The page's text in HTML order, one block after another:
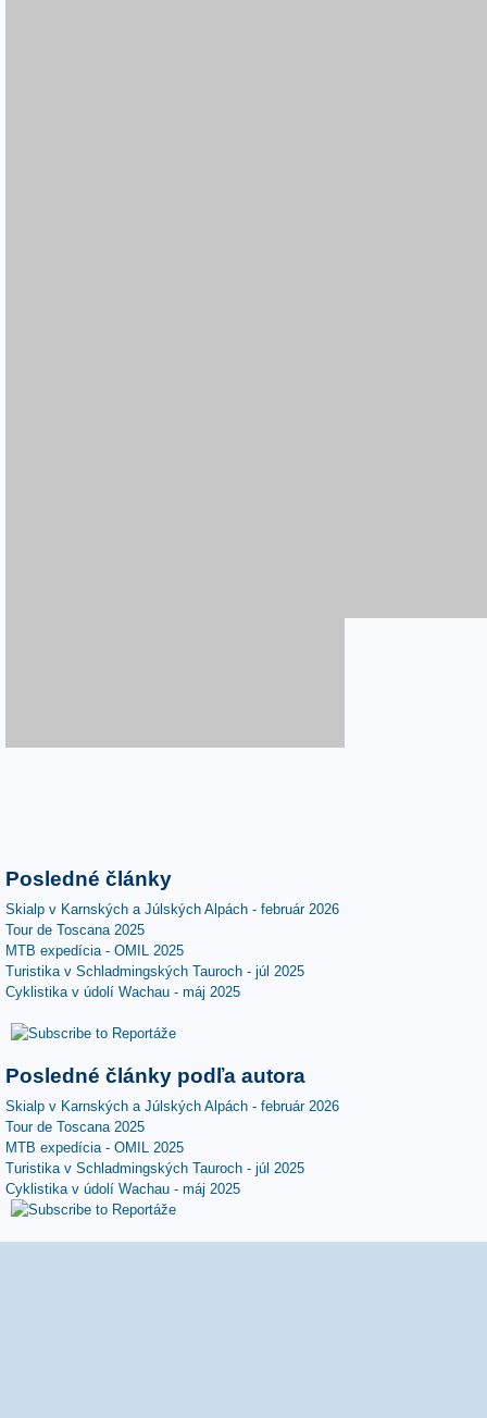
Posledné články
Skialp v Karnských a Júlských Alpách - február 2026
Tour de Toscana 2025
MTB expedícia - OMIL 2025
Turistika v Schladmingských Tauroch - júl 2025
Cyklistika v údolí Wachau - máj 2025
Posledné články podľa autora
Skialp v Karnských a Júlských Alpách - február 2026
Tour de Toscana 2025
MTB expedícia - OMIL 2025
Turistika v Schladmingských Tauroch - júl 2025
Cyklistika v údolí Wachau - máj 2025